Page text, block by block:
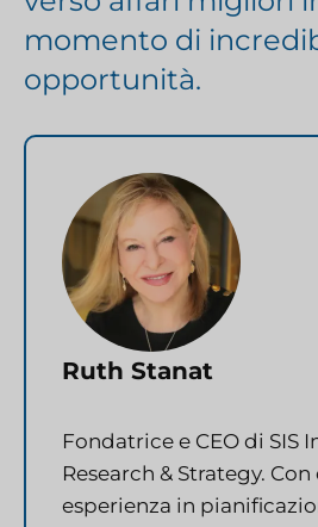
momento di
opportunità.
Ruth Stanat
Fondatrice e CEO di SIS
Research & Strategy.
esperienza in